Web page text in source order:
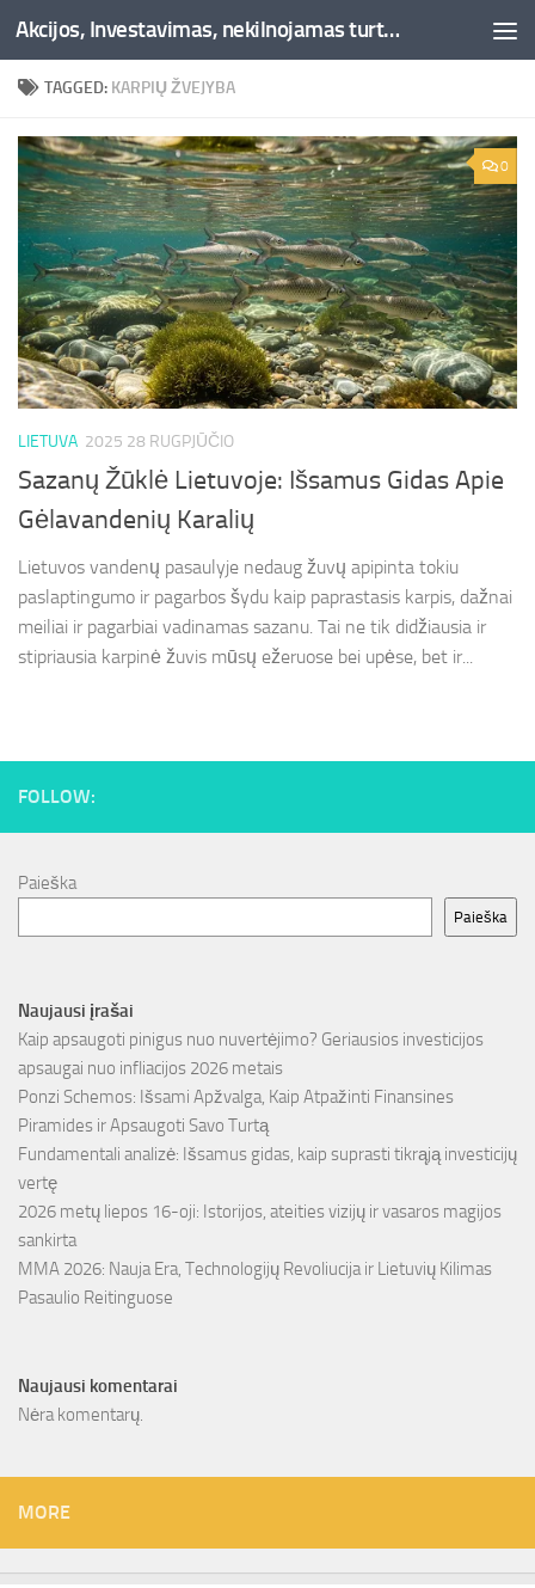
Skip to content Akcijos, Investavimas, nekilnojamas turtas, kriptovaliutos - Besociai.lt
TAGGED: KARPIŲ ŽVEJYBA
0
LIETUVA 2025 28 RUGPJŪČIO
Sazanų Žūklė Lietuvoje: Išsamus Gidas Apie
Gėlavandenių Karalių
Lietuvos vandenų pasaulyje nedaug žuvų apipinta tokiu
paslaptingumo ir pagarbos šydu kaip paprastasis karpis, dažnai
meiliai ir pagarbiai vadinamas sazanu. Tai ne tik didžiausia ir
stipriausia karpinė žuvis mūsų ežeruose bei upėse, bet ir...
FOLLOW:
Paieška
Paieška
Naujausi įrašai
Kaip apsaugoti pinigus nuo nuvertėjimo? Geriausios investicijos
apsaugai nuo infliacijos 2026 metais
Ponzi Schemos: Išsami Apžvalga, Kaip Atpažinti Finansines
Piramides ir Apsaugoti Savo Turtą
Fundamentali analizė: Išsamus gidas, kaip suprasti tikrąją investicijų
vertę
2026 metų liepos 16-oji: Istorijos, ateities vizijų ir vasaros magijos
sankirta
MMA 2026: Nauja Era, Technologijų Revoliucija ir Lietuvių Kilimas
Pasaulio Reitinguose
Naujausi komentarai
Nėra komentarų.
MORE